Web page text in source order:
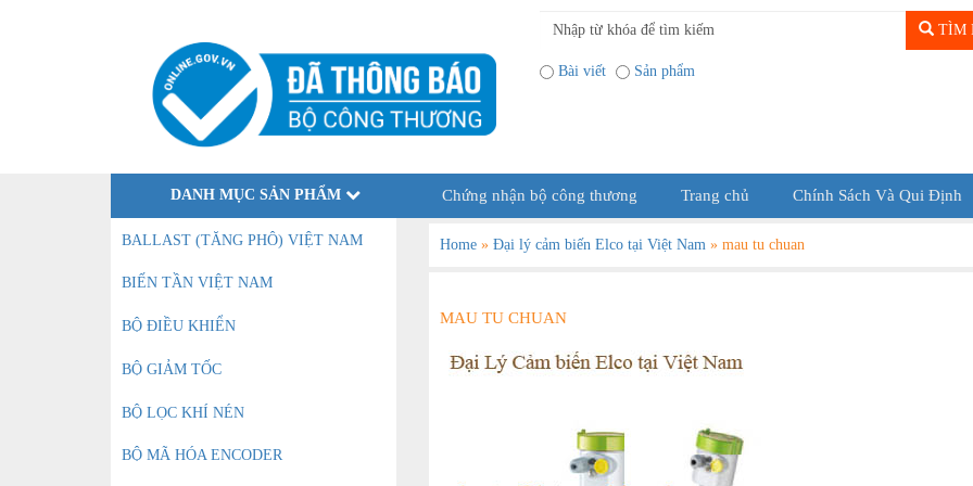
TÌM
Bài viết Sản phẩm
DANH MỤC SẢN PHẨM Chứng nhận bộ công thương Trang chủ Chính Sách Và Qui Định
Home» Đại lý cảm biến Elco tại Việt Nam» mau tu chuan
MAU TU CHUAN
BALLAST (TĂNG PHÔ) VIỆT NAM
BIẾN TẦN VIỆT NAM
BỘ ĐIỀU KHIỂN
BỘ GIẢM TỐC
BỘ LỌC KHÍ NÉN
BỘ MÃ HÓA ENCODER